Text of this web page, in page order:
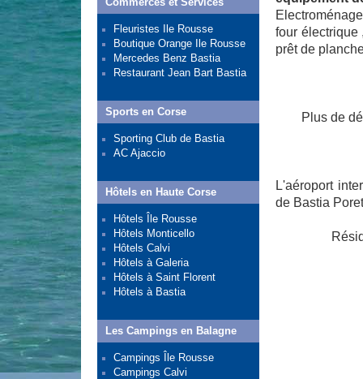
four électrique
prêt de
Plus de
L'aéroport
de Bastia
Fleuristes Ile Rousse
Boutique Orange Ile Rousse
Mercedes Benz Bastia
Restaurant Jean Bart Bastia
Sports en Corse
Sporting Club de Bastia
AC Ajaccio
Hôtels en Haute Corse
Hôtels Île Rousse
Hôtels Monticello
Hôtels Calvi
Hôtels à Galeria
Hôtels à Saint Florent
Hôtels à Bastia
Les Campings en Balagne
Campings Île Rousse
Campings Calvi